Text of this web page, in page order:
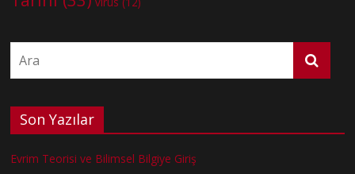
Son Yazılar
Evrim Teorisi ve Bilimsel Bilgiye Giriş